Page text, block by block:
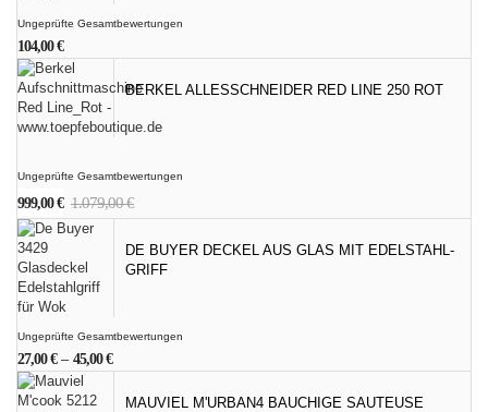
Ungeprüfte Gesamtbewertungen
104,00€
BERKEL ALLESSCHNEIDER RED LINE 250 ROT
Ungeprüfte Gesamtbewertungen
1.079,00€Ursprünglicher
Preis
1.079,00 €
999,00€
Aktueller
Preis
999,00 €.
DE BUYER DECKEL AUS GLAS MIT EDELSTAHL-
GRIFF
Ungeprüfte Gesamtbewertungen
27,00€– 45,00€
MAUVIEL M'URBAN4 BAUCHIGE SAUTEUSE